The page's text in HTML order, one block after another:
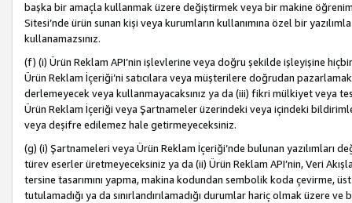
başka bir amaçla kullanmak üzere değiştirmek veya bir makine
Sitesi’nde ürün sunan kişi veya kurumların kullanımına özel bir
kullanamazsınız.
(f) (i) Ürün Reklam API’nin işlevlerine veya doğru şekilde işleyişine
Ürün Reklam İçeriği’ni satıcılara veya müşterilere doğrudan
derlemeyecek veya kullanmayacaksınız ya da (iii) fikri mülkiyet veya
Ürün Reklam İçeriği veya Şartnameler üzerindeki veya içindeki
veya deşifre edilemez hale getirmeyeceksiniz.
(g) (i) Şartnameleri veya Ürün Reklam İçeriği’nde bulunan
türev eserler üretmeyeceksiniz ya da (ii) Ürün Reklam API’nin, Veri
tersine tasarımını yapma, makina kodundan sembolik koda çevirme,
tutulamadığı ya da sınırlandırılamadığı durumlar hariç olmak üzere